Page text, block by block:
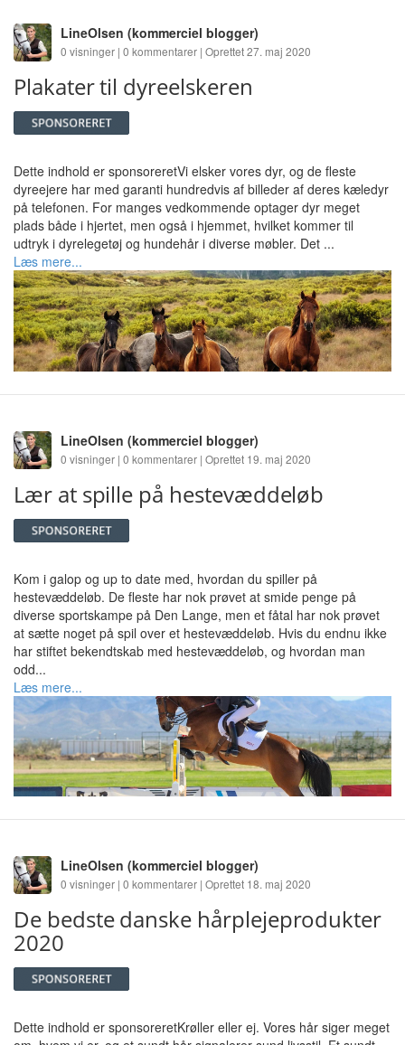
LineOlsen (kommerciel blogger)
0 visninger | 0 kommentarer | Oprettet 27. maj 2020
Plakater til dyreelskeren
Dette indhold er sponsoreretVi elsker vores dyr, og de fleste
dyreejere har med garanti hundredvis af billeder af deres kæledyr
på telefonen. For manges vedkommende optager dyr meget
plads både i hjertet, men også i hjemmet, hvilket kommer til
udtryk i dyrelegetøj og hundehår i diverse møbler. Det ...
Læs mere...
LineOlsen (kommerciel blogger)
0 visninger | 0 kommentarer | Oprettet 19. maj 2020
Lær at spille på hestevæddeløb
Kom i galop og up to date med, hvordan du spiller på
hestevæddeløb. De fleste har nok prøvet at smide penge på
diverse sportskampe på Den Lange, men et fåtal har nok prøvet
at sætte noget på spil over et hestevæddeløb. Hvis du endnu ikke
har stiftet bekendtskab med hestevæddeløb, og hvordan man
odd...
Læs mere...
LineOlsen (kommerciel blogger)
0 visninger | 0 kommentarer | Oprettet 18. maj 2020
De bedste danske hårplejeprodukter
2020
Dette indhold er sponsoreretKrøller eller ej. Vores hår siger meget